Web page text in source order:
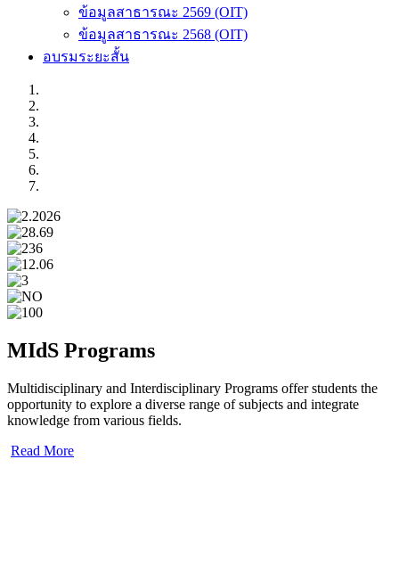
ข้อมูลสาธารณะ 2569 (OIT)
ข้อมูลสาธารณะ 2568 (OIT)
อบรมระยะสั้น
MIdS Programs
Multidisciplinary and Interdisciplinary Programs offer students the
opportunity to explore a diverse range of subjects and integrate
knowledge from various fields.
Read More